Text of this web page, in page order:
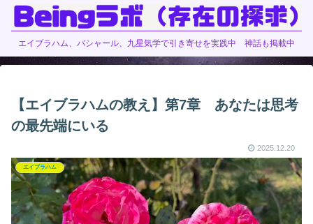
エイブラハム、バシャール、九星気学で引き寄せを実践中 神話も掲載中
【エイブラハムの教え】第7章 あなたは思考
の最先端にいる
2025.12.20
エイブラハム